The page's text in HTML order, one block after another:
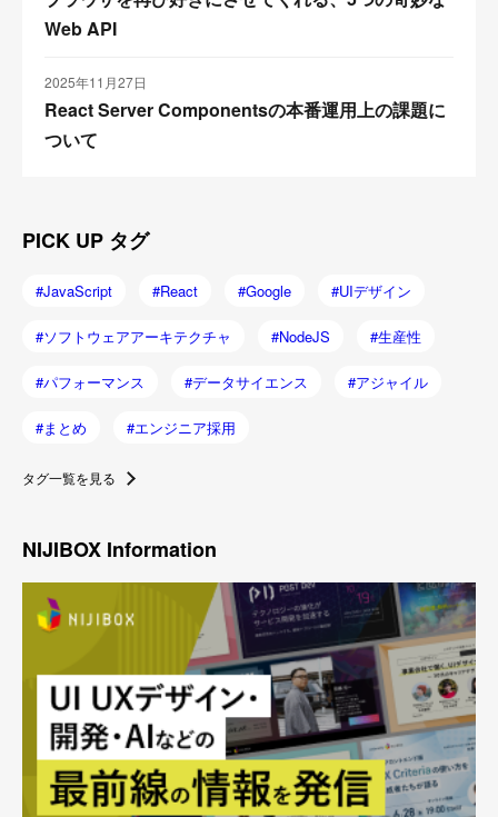
Web API
2025年11月27日
React Server Componentsの本番運用上の課題に
ついて
PICK UP タグ
JavaScript React Google UIデザイン
ソフトウェアアーキテクチャ NodeJS 生産性
パフォーマンス データサイエンス アジャイル
まとめ エンジニア採用
タグ一覧を見る
NIJIBOX Information